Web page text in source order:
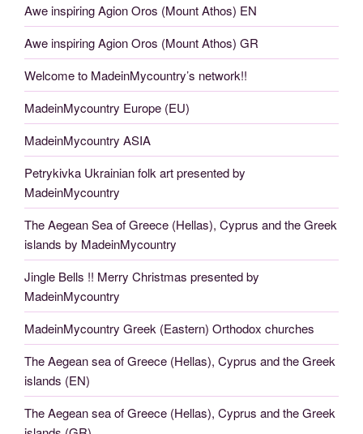
Awe inspiring Agion Oros (Mount Athos) EN
Awe inspiring Agion Oros (Mount Athos) GR
Welcome to MadeinMycountry’s network!!
MadeinMycountry Europe (EU)
MadeinMycountry ASIA
Petrykivka Ukrainian folk art presented by
MadeinMycountry
The Aegean Sea of Greece (Hellas), Cyprus and the Greek
islands by MadeinMycountry
Jingle Bells !! Merry Christmas presented by
MadeinMycountry
MadeinMycountry Greek (Eastern) Orthodox churches
The Aegean sea of Greece (Hellas), Cyprus and the Greek
islands (EN)
The Aegean sea of Greece (Hellas), Cyprus and the Greek